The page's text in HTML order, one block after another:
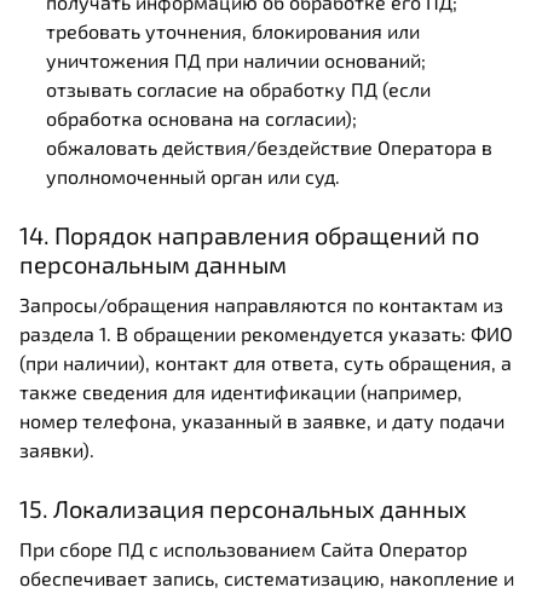
требовать уточнения, блокирования или
уничтожения ПД при наличии оснований;
отзывать согласие на обработку ПД (если
обработка основана на согласии);
обжаловать действия/бездействие Оператора в
уполномоченный орган или суд.
14. Порядок направления обращений по
персональным данным
Запросы/обращения направляются по контактам из
раздела 1. В обращении рекомендуется указать: ФИО
(при наличии), контакт для ответа, суть обращения, а
также сведения для идентификации (например,
номер телефона, указанный в заявке, и дату подачи
заявки).
15. Локализация персональных данных
При сборе ПД с использованием Сайта Оператор
обеспечивает запись, систематизацию, накопление и